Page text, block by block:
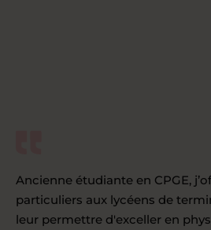
Ancienne étudiante en CPGE,
particuliers aux lycéens de
leur permettre d'exceller en